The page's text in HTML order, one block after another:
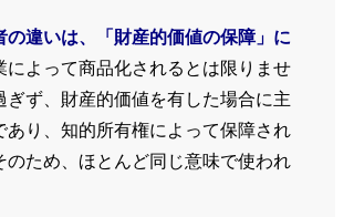
違いは、「財産的価値の保障」に
よって商品化されるとは限りませ
ず、財産的価値を有した場合に主
り、知的所有権によって保障され
ため、ほとんど同じ意味で使われ